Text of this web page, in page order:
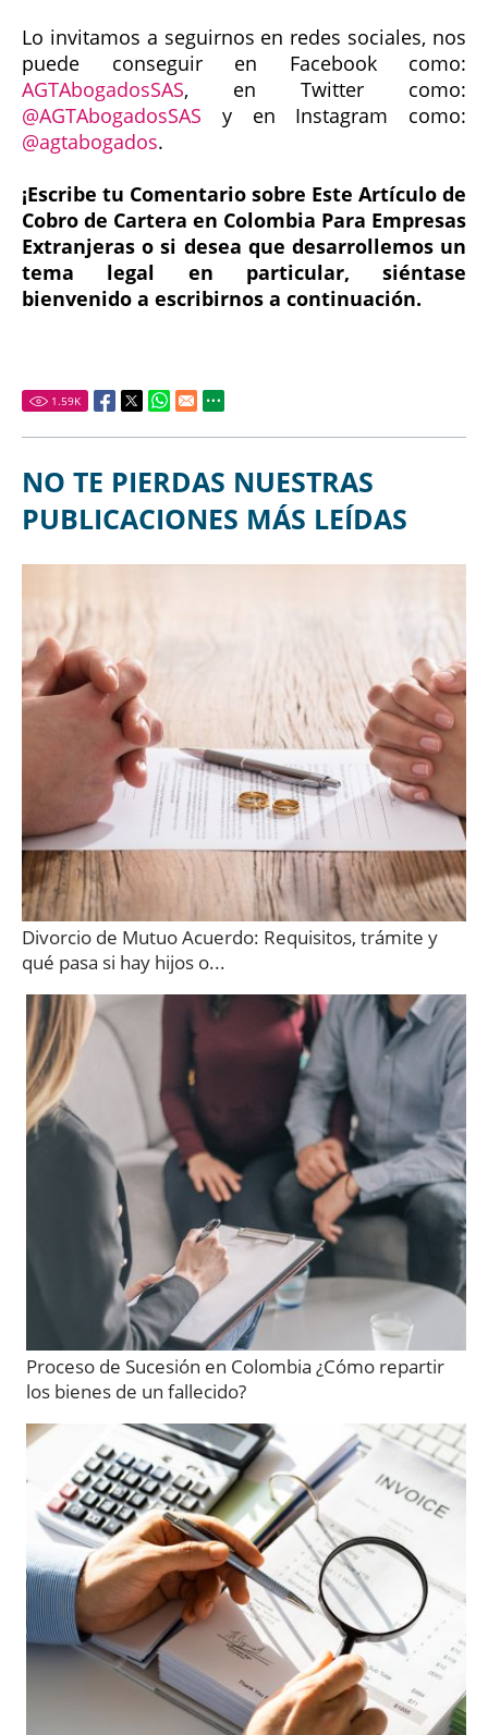
Lo invitamos a seguirnos en redes sociales, nos
puede conseguir en Facebook como:
AGTAbogadosSAS, en Twitter como:
@AGTAbogadosSAS y en Instagram como:
@agtabogados.
¡Escribe tu Comentario sobre Este Artículo de
Cobro de Cartera en Colombia Para Empresas
Extranjeras o si desea que desarrollemos un
tema legal en particular, siéntase
bienvenido a escribirnos a continuación.
1.59K
NO TE PIERDAS NUESTRAS
PUBLICACIONES MÁS LEÍDAS
Divorcio de Mutuo Acuerdo: Requisitos, trámite y
qué pasa si hay hijos o...
Proceso de Sucesión en Colombia ¿Cómo repartir
los bienes de un fallecido?